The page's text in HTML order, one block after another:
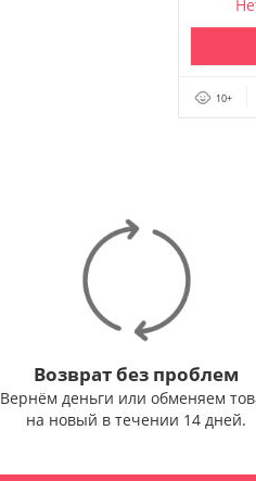
10+
Возврат без проблем
Вернём деньги или обменяем
на новый в течении 14 дней.